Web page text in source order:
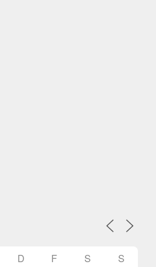
D F S
S